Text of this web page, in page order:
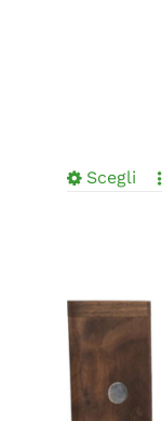
Scegli